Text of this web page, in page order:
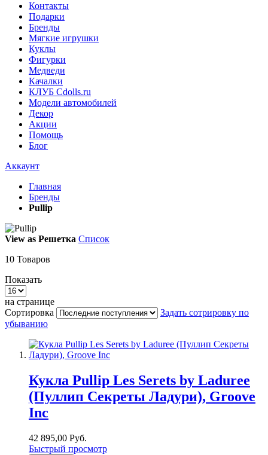
Контакты
Подарки
Бренды
Мягкие игрушки
Куклы
Фигурки
Медведи
Качалки
КЛУБ Cdolls.ru
Модели автомобилей
Декор
Акции
Помощь
Блог
Аккаунт
Главная
Бренды
Pullip
View as Решетка Список
10 Товаров
Показать
на странице
Сортировка
Задать сотрировку по
убыванию
Кукла Pullip Les Serets by Laduree
(Пуллип Секреты Ладури), Groove
Inc
42 895,00 Руб.
Быстрый просмотр